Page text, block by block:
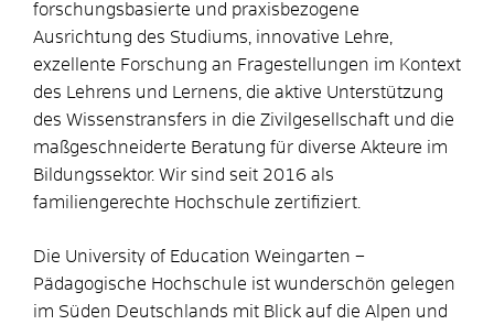
forschungsbasierte und praxisbezogene
Ausrichtung des Studiums, innovative Lehre,
exzellente Forschung an Fragestellungen im Kontext
des Lehrens und Lernens, die aktive Unterstützung
des Wissenstransfers in die Zivilgesellschaft und die
maßgeschneiderte Beratung für diverse Akteure im
Bildungssektor. Wir sind seit 2016 als
familiengerechte Hochschule zertifiziert.
Die University of Education Weingarten –
Pädagogische Hochschule ist wunderschön gelegen
im Süden Deutschlands mit Blick auf die Alpen und